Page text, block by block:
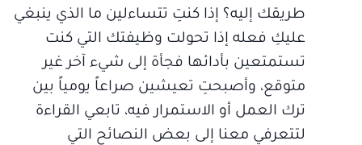
طريقك إليه؟ إذا كنتِ تتساءلين ما الذي ينبغي
عليكِ فعله إذا تحولت وظيفتك التي كنت
تستمتعين بأدائها فجأة إلى شيء آخر غير
متوقع، وأصبحتِ تعيشين صراعاً يومياً بين
ترك العمل أو الاستمرار فيه، تابعي القراءة
لتتعرفي معنا إلى بعض النصائح التي